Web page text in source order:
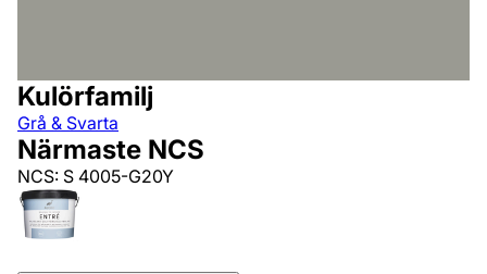
Kulörfamilj
Grå & Svarta
Närmaste NCS
NCS: S 4005-G20Y